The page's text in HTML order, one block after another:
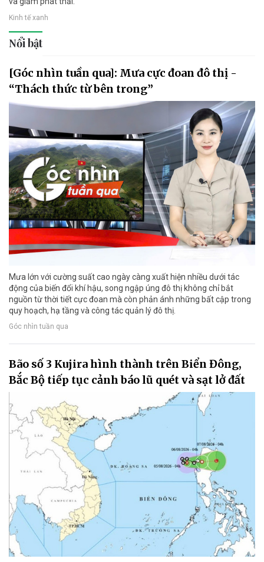
Kinh tế xanh
Nổi bật
[Góc nhìn tuần qua]: Mưa cực đoan đô thị -
“Thách thức từ bên trong”
Mưa lớn với cường suất cao ngày càng xuất hiện nhiều dưới tác
động của biến đổi khí hậu, song ngập úng đô thị không chỉ bắt
nguồn từ thời tiết cực đoan mà còn phản ánh những bất cập trong
quy hoạch, hạ tầng và công tác quản lý đô thị.
Góc nhìn tuần qua
Bão số 3 Kujira hình thành trên Biển Đông,
Bắc Bộ tiếp tục cảnh báo lũ quét và sạt lở đất